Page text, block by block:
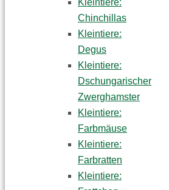
Chinchillas
Kleintiere:
Degus
Kleintiere:
Dschungarischer
Zwerghamster
Kleintiere:
Farbmäuse
Kleintiere:
Farbratten
Kleintiere: